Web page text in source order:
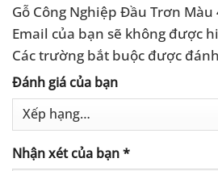
Gỗ Công Nghiệp Đầu Trơn Màu
Email của bạn sẽ không được
Các trường bắt buộc được
Đánh giá của bạn
Nhận xét của bạn*